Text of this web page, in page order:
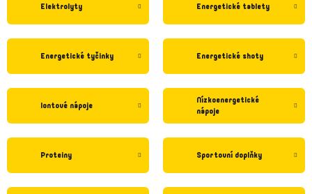
Elektrolyty Energetické tablety
Energetické tyčinky Energetické shoty
Iontové nápoje
Nízkoenergetické
nápoje
Proteiny Sportovní doplňky